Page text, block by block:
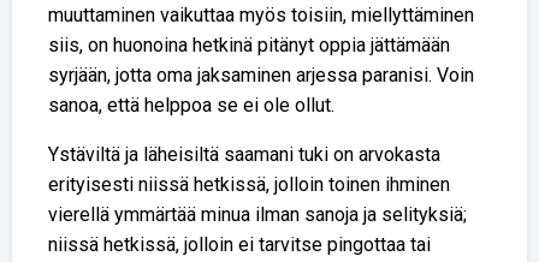
muuttaminen vaikuttaa myös toisiin, miellyttäminen
siis, on huonoina hetkinä pitänyt oppia jättämään
syrjään, jotta oma jaksaminen arjessa paranisi. Voin
sanoa, että helppoa se ei ole ollut.
Ystäviltä ja läheisiltä saamani tuki on arvokasta
erityisesti niissä hetkissä, jolloin toinen ihminen
vierellä ymmärtää minua ilman sanoja ja selityksiä;
niissä hetkissä, jolloin ei tarvitse pingottaa tai